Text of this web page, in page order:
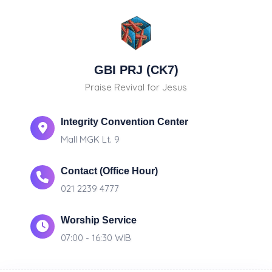
GBI PRJ (CK7)
Praise Revival for Jesus
Integrity Convention Center
Mall MGK Lt. 9
Contact (Office Hour)
021 2239 4777
Worship Service
07:00 - 16:30 WIB